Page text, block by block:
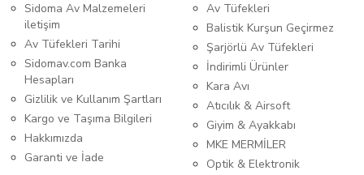
Sidoma Av Malzemeleri
iletişim
Av Tüfekleri Tarihi
Sidomav.com Banka
Hesapları
Gizlilik ve Kullanım Şartları
Kargo ve Taşıma Bilgileri
Hakkımızda
Garanti ve İade
Av Tüfekleri
Balistik Kurşun Geçirmez
Şarjörlü Av Tüfekleri
İndirimli Ürünler
Kara Avı
Atıcılık & Airsoft
Giyim & Ayakkabı
MKE MERMİLER
Optik & Elektronik